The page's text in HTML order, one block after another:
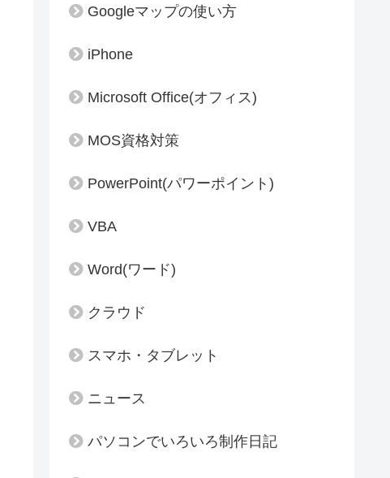
Googleマップの使い方
iPhone
Microsoft Office(オフィス)
MOS資格対策
PowerPoint(パワーポイント)
VBA
Word(ワード)
クラウド
スマホ・タブレット
ニュース
パソコンでいろいろ制作日記